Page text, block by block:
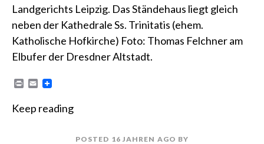
Landgerichts Leipzig. Das Ständehaus liegt gleich
neben der Kathedrale Ss. Trinitatis (ehem.
Katholische Hofkirche) Foto: Thomas Felchner am
Elbufer der Dresdner Altstadt.
n
E
i
Keep reading
POSTED 16 JAHREN AGO BY